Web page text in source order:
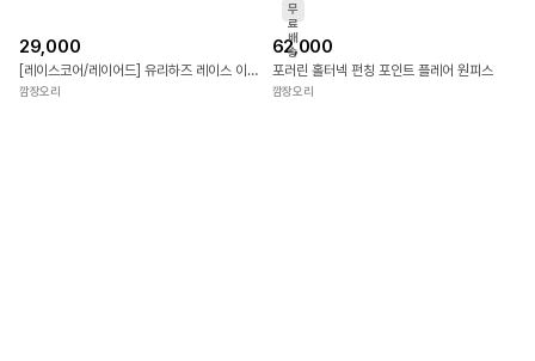
29,000
[레이스코어/레이어드] 유리하즈 레이스 이너 끈나시 & 버튼 나시 SET
깜장오리
무
료
배
송
62,000
포러린 홀터넥 펀칭 포인트 플레어 원피스
깜장오리